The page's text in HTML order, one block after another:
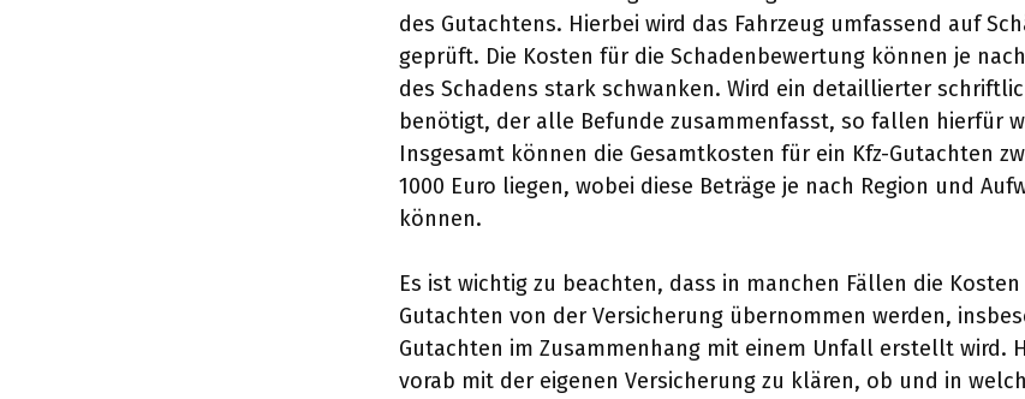
des Gutachtens. Hierbei wird das Fahrzeug umfassend auf
geprüft. Die Kosten für die Schadenbewertung können je
des Schadens stark schwanken. Wird ein detaillierter
benötigt, der alle Befunde zusammenfasst, so fallen hierfür
Insgesamt können die Gesamtkosten für ein Kfz-Gutachten
1000 Euro liegen, wobei diese Beträge je nach Region und
können.
Es ist wichtig zu beachten, dass in manchen Fällen die
Gutachten von der Versicherung übernommen werden,
Gutachten im Zusammenhang mit einem Unfall erstellt wird.
vorab mit der eigenen Versicherung zu klären, ob und in